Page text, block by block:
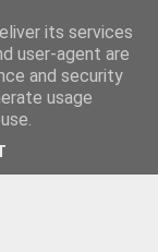
its services
user-agent are
and security
usage